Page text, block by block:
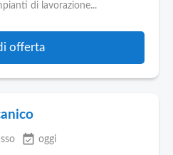
di lavorazione...
offerta
event_available oggi